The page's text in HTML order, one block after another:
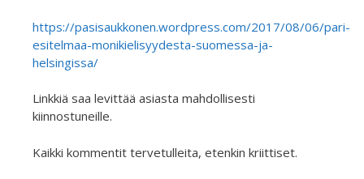
https://pasisaukkonen.wordpress.com/2017/08/06/pari-
esitelmaa-monikielisyydesta-suomessa-ja-
helsingissa/
Linkkiä saa levittää asiasta mahdollisesti
kiinnostuneille.
Kaikki kommentit tervetulleita, etenkin kriittiset.